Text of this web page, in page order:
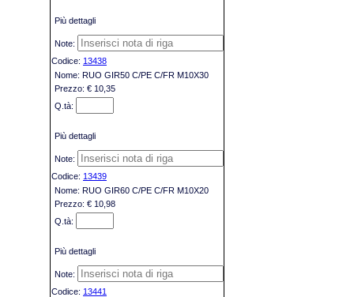
Più dettagli
13438
RUO GIR50 C/PE C/FR M10X30
€ 10,35
Più dettagli
13439
RUO GIR60 C/PE C/FR M10X20
€ 10,98
Più dettagli
13441